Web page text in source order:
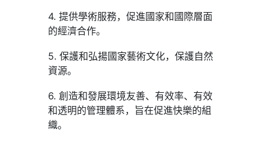
4. 提供學術服務，促進國家和國際層面
的經濟合作。
5. 保護和弘揚國家藝術文化，保護自然
資源。
6. 創造和發展環境友善、有效率、有效
和透明的管理體系，旨在促進快樂的組
織。